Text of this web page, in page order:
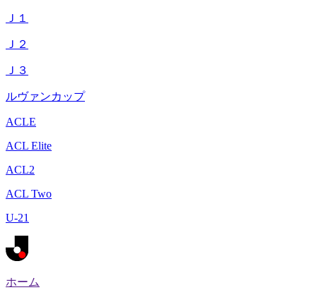
Ｊ１
Ｊ２
Ｊ３
ルヴァンカップ
ACLE
ACL Elite
ACL2
ACL Two
U-21
ホーム